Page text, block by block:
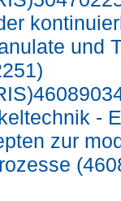
und
-
zur